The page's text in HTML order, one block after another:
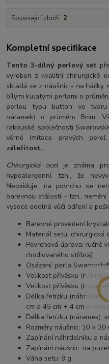
Související zboží 2
Kompletní specifikace
Tento 3-dílný perlový set
vyroben z kvalitní chirurgické
skládá se z náušnic - na háčky,
bílými kulatými perlami o
perlou typu button ve
náramek) o průměru 8mm.
rakouské společnosti
věrné imitace pravých perel.
záležitost.
Chirurgická ocelje známa
hypoalergenní, tzn., že
Neoxiduje, na povrchu se
barevnou stálostí – tzn.,
vysoce odolná vůči odření a
Barevné provedení
Materiál setu: chirurgická
Povrchová úprava: ručně
rhodiovaného stříbra)
Osázení: perla
Velikost přívěsku
Velikost přívěsku
Délka řetízku
cm a 45 cm + 4 cm
Délka řetízku (náramek):
Rozměry náušnic: 10 × 20
Zapínání náhrdelníku a
Zapínání náušnic: na
Váha setu: 9 g